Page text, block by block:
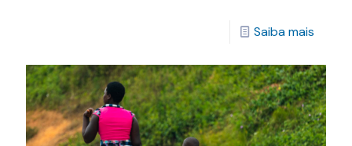
Saiba mais